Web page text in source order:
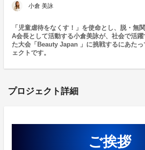
小倉 美詠
「児童虐待をなくす！」を使命とし、脱・無
A会長として活動する小倉美詠が、社会で活
た大会「Beauty Japan 」に挑戦するにあた
ェクトです。
プロジェクト詳細
ご挨拶